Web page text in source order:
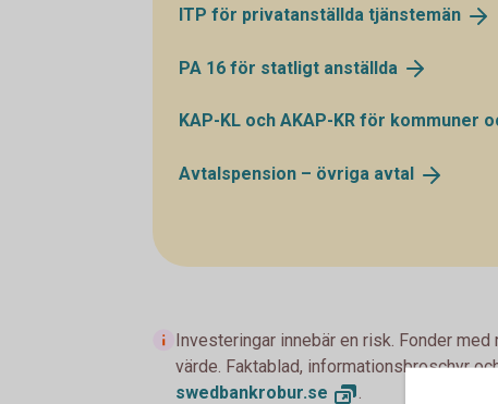
ITP för privatanställda tjänstemän
PA 16 för statligt anställda
KAP-KL och AKAP-KR för kommuner
Avtalspension – övriga avtal
Investeringar innebär en risk. Fonder
värde. Faktablad, informationsbroschyr
swedbankrobur.se .